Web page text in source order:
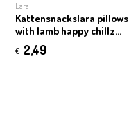
Lara
Kattensnackslara pillows
with lamb happy chillz
treats 60g
€ 2,49